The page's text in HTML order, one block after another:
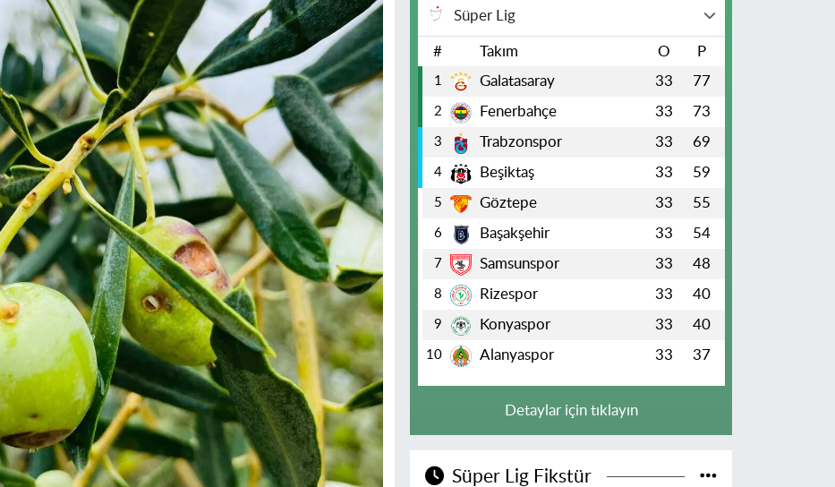
Süper Lig
# Takım O P
1 Galatasaray 33 77
2 Fenerbahçe 33 73
3 Trabzonspor 33 69
4 Beşiktaş 33 59
5 Göztepe 33 55
6 Başakşehir 33 54
7 Samsunspor 33 48
8 Rizespor 33 40
9 Konyaspor 33 40
10 Alanyaspor 33 37
Detaylar için tıklayın
Süper Lig Fikstür